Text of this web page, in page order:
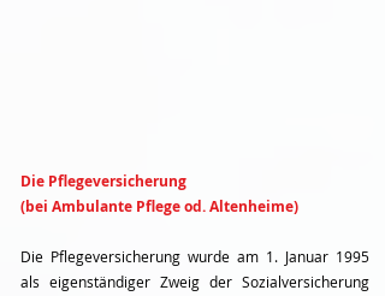
Die Pflegeversicherung
(bei Ambulante Pflege od. Altenheime)
Die Pflegeversicherung wurde am 1. Januar 1995
als eigenständiger Zweig der Sozialversicherung